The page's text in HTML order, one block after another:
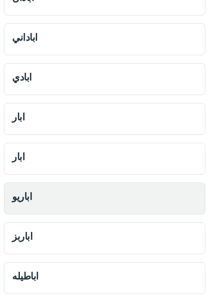
اباداني
ابادي
ابار
ابار
اباريو
اباربز
اباطيله